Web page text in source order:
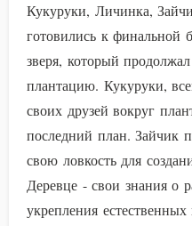
Кукуруки, Личинка,
готовились к финальной
зверя, который
плантацию. Кукуруки,
своих друзей вокруг
последний план. Зайчик
свою ловкость для
Деревце - свои знания о
укрепления